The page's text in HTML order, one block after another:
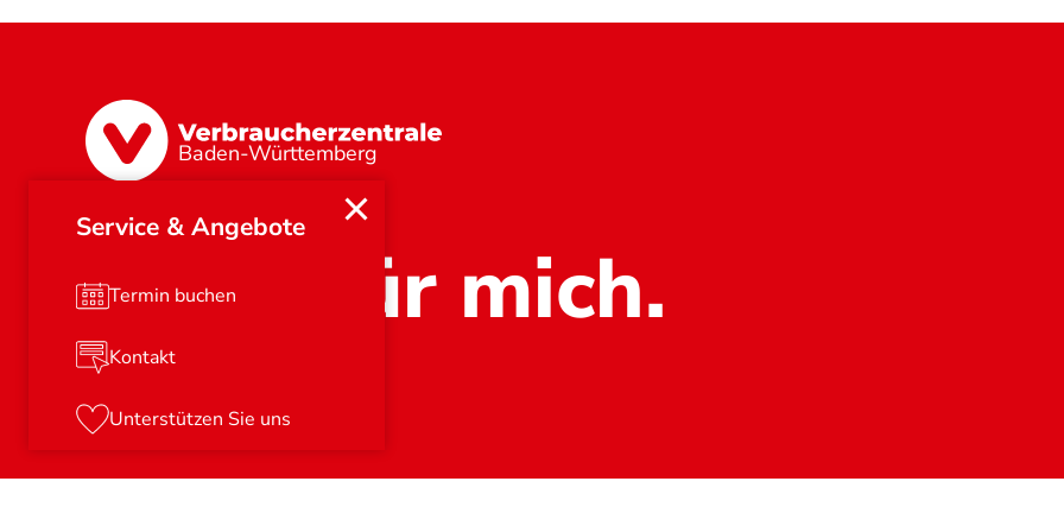
Service & Angebote
Termin buchen
Kontakt
Unterstützen Sie uns
Baden-Württemberg
Stark für mich.